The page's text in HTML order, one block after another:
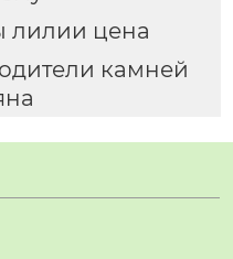
лилии цена
камней